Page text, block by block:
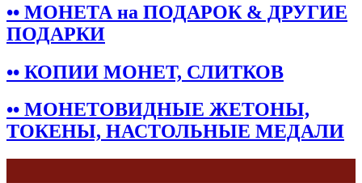
•• МОНЕТА на ПОДАРОК & ДРУГИЕ
ПОДАРКИ
•• КОПИИ МОНЕТ, СЛИТКОВ
•• МОНЕТОВИДНЫЕ ЖЕТОНЫ,
ТОКЕНЫ, НАСТОЛЬНЫЕ МЕДАЛИ